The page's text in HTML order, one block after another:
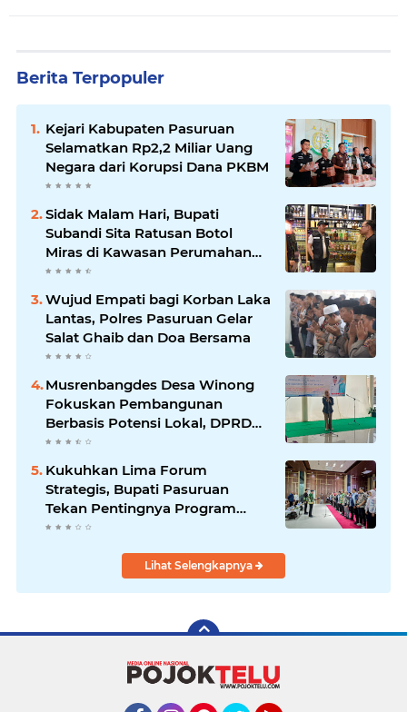
Berita Terpopuler
Kejari Kabupaten Pasuruan
Selamatkan Rp2,2 Miliar Uang
Negara dari Korupsi Dana PKBM
Sidak Malam Hari, Bupati
Subandi Sita Ratusan Botol
Miras di Kawasan Perumahan
Sidoarjo
Wujud Empati bagi Korban Laka
Lantas, Polres Pasuruan Gelar
Salat Ghaib dan Doa Bersama
Musrenbangdes Desa Winong
Fokuskan Pembangunan
Berbasis Potensi Lokal, DPRD
Optimistis Meski Dihantam
Efisiensi Anggaran
Kukuhkan Lima Forum
Strategis, Bupati Pasuruan
Tekan Pentingnya Program
Nyata untuk Rakyat
Lihat Selengkapnya